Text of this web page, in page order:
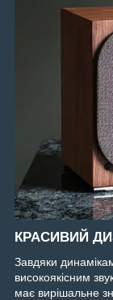
КРАСИВИЙ
Завдяки
високоякісним
має вирішальне